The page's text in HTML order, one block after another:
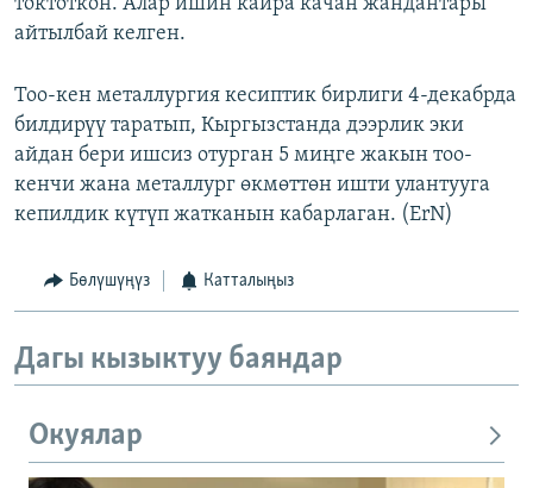
токтоткон. Алар ишин кайра качан жандантары
айтылбай келген.
Тоо-кен металлургия кесиптик бирлиги 4-декабрда
билдирүү таратып, Кыргызстанда дээрлик эки
айдан бери ишсиз отурган 5 миңге жакын тоо-
кенчи жана металлург өкмөттөн ишти улантууга
кепилдик күтүп жатканын кабарлаган. (ErN)
Бөлүшүңүз Катталыңыз
Дагы кызыктуу баяндар
Окуялар